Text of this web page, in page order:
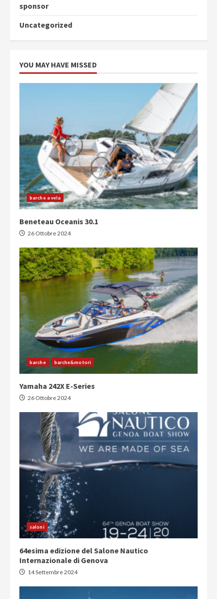
sponsor
Uncategorized
YOU MAY HAVE MISSED
barche a vela
Beneteau Oceanis 30.1
26 Ottobre 2024
barche barche&motori
Yamaha 242X E-Series
26 Ottobre 2024
saloni
64esima edizione del Salone Nautico
Internazionale di Genova
14 Settembre 2024